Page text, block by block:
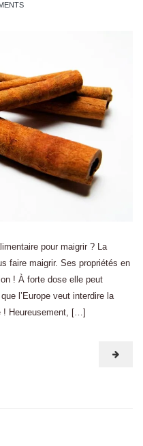
pour maigrir ? La
faire maigrir. Ses propriétés en
! À forte dose elle peut
l’Europe veut interdire la
! Heureusement, […]